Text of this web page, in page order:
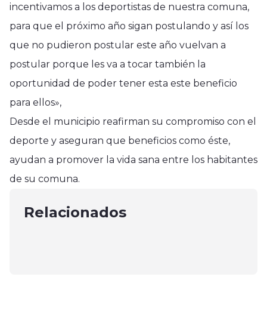
incentivamos a los deportistas de nuestra comuna,
para que el próximo año sigan postulando y así los
que no pudieron postular este año vuelvan a
postular porque les va a tocar también la
oportunidad de poder tener esta este beneficio
para ellos»,
Desde el municipio reafirman su compromiso con el
deporte y aseguran que beneficios como éste,
ayudan a promover la vida sana entre los habitantes
de su comuna.
Relacionados
Región del Maule
Lanzan Ruta de Patrullajes para
prevenir incendios forestales en
diciembre 30, 2024
Región del Maule
Oficina de Diversidad Sexual y de
en Tránsito» en Curicó
caminos en Papirua y Costa Blanca